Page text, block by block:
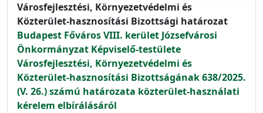
Városfejlesztési, Környezetvédelmi és
Közterület-hasznosítási Bizottsági határozat
Budapest Főváros VIII. kerület Józsefvárosi
Önkormányzat Képviselő-testülete
Városfejlesztési, Környezetvédelmi és
Közterület-hasznosítási Bizottságának 638/2025.
(V. 26.) számú határozata közterület-használati
kérelem elbírálásáról